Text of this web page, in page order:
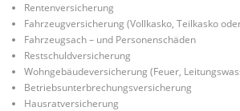
Rentenversicherung
Fahrzeugversicherung (Vollkasko, Teilkasko
Fahrzeugsach – und Personenschäden
Restschuldversicherung
Wohngebäudeversicherung (Feuer,
Betriebsunterbrechungsversicherung
Hausratversicherung